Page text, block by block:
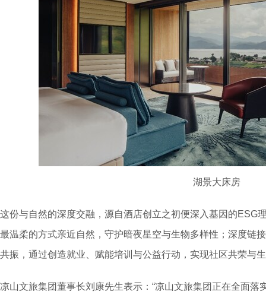
湖景大床房
这份与自然的深度交融，源自酒店创立之初便深入基因的ESG
最温柔的方式亲近自然，守护暗夜星空与生物多样性；深度链
共振，通过创造就业、赋能培训与公益行动，实现社区共荣与
凉山文旅集团董事长刘康先生表示：“凉山文旅集团正在全面落